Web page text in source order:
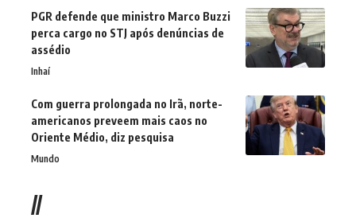
PGR defende que ministro Marco Buzzi
perca cargo no STJ após denúncias de
assédio
Inhaí
Com guerra prolongada no Irã, norte-
americanos preveem mais caos no
Oriente Médio, diz pesquisa
Mundo
//